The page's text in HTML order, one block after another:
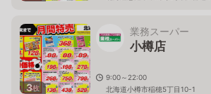
3枚
業務スーパー
小樽店
9:00～22:00
北海道小樽市稲穂5丁目10-1